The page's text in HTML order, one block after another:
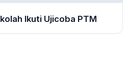
Ikuti Ujicoba PTM